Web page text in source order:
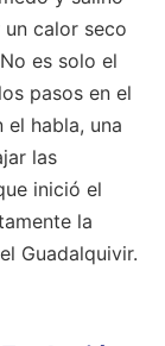
calor seco
es solo el
pasos en el
el habla, una
las
inició el
la
Guadalquivir.